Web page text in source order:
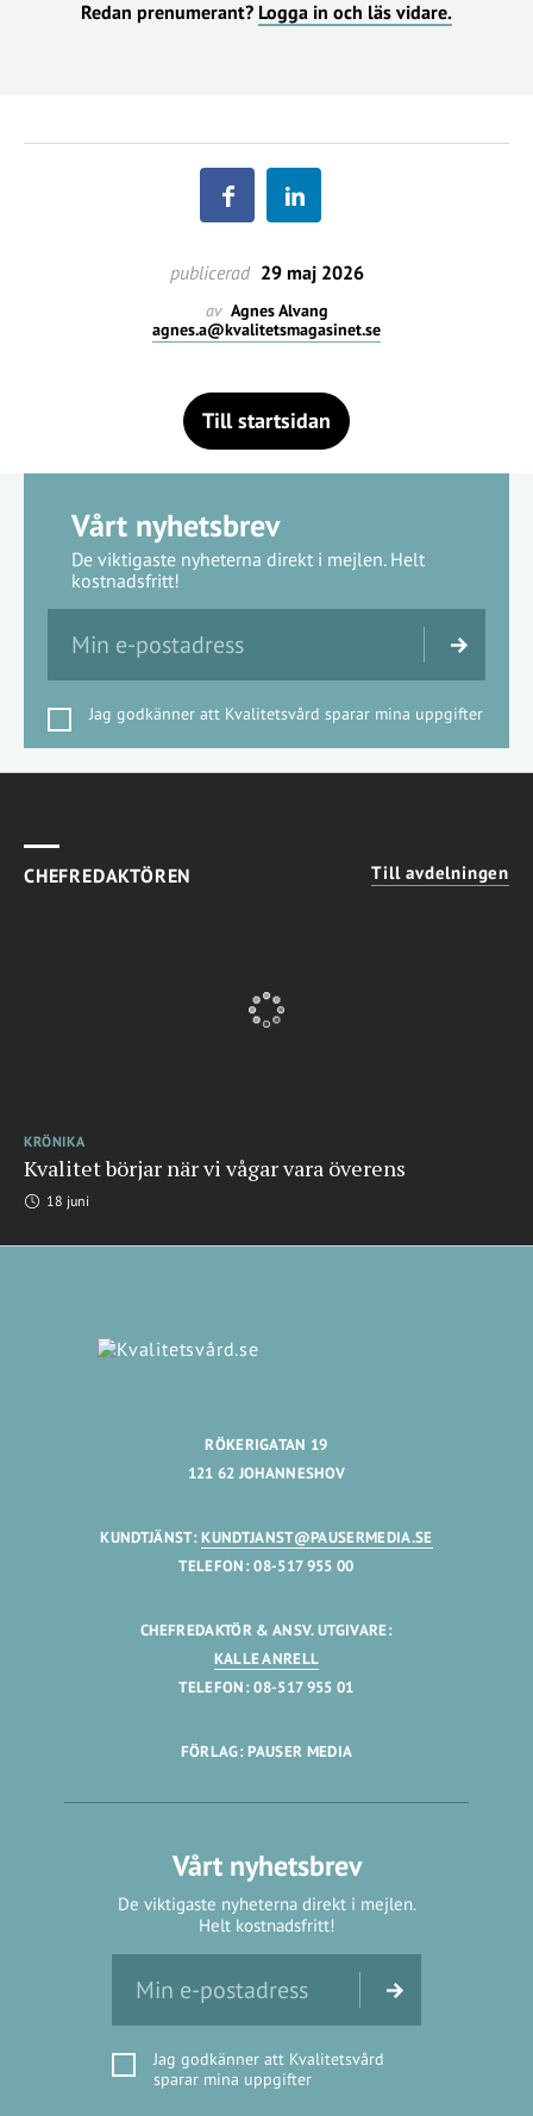
Redan prenumerant? Logga in och läs vidare.
publicerad 29 maj 2026
av Agnes Alvang
agnes.a@kvalitetsmagasinet.se
Till startsidan
Vårt nyhetsbrev
De viktigaste nyheterna direkt i mejlen. Helt
kostnadsfritt!
Jag godkänner att Kvalitetsvård sparar mina uppgifter
CHEFREDAKTÖREN Till avdelningen
KRÖNIKA
Kvalitet börjar när vi vågar vara överens
18 juni
RÖKERIGATAN 19
121 62 JOHANNESHOV
KUNDTJÄNST:KUNDTJANST@PAUSERMEDIA.SE
TELEFON: 08-517 955 00
CHEFREDAKTÖR & ANSV. UTGIVARE:
KALLE ANRELL
TELEFON: 08-517 955 01
FÖRLAG: PAUSER MEDIA
Vårt nyhetsbrev
De viktigaste nyheterna direkt i mejlen.
Helt kostnadsfritt!
Jag godkänner att Kvalitetsvård
sparar mina uppgifter